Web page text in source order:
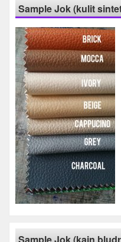
Sample Jok (kulit